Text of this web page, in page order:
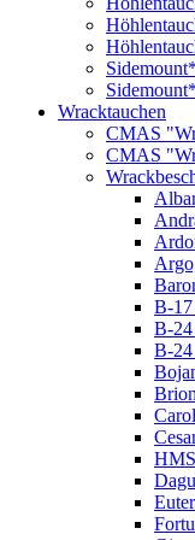
Sidemount*
Wracktauchen
CMAS
CMAS
B-
B-
B-